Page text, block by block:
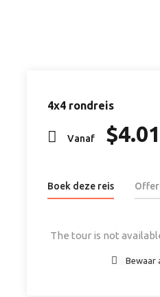
4x4 rondreis
Vanaf $
Boek deze reis
The tour is not
Bewaar
met Namibië.
Reis verder naar de Fish
van het uitzicht.